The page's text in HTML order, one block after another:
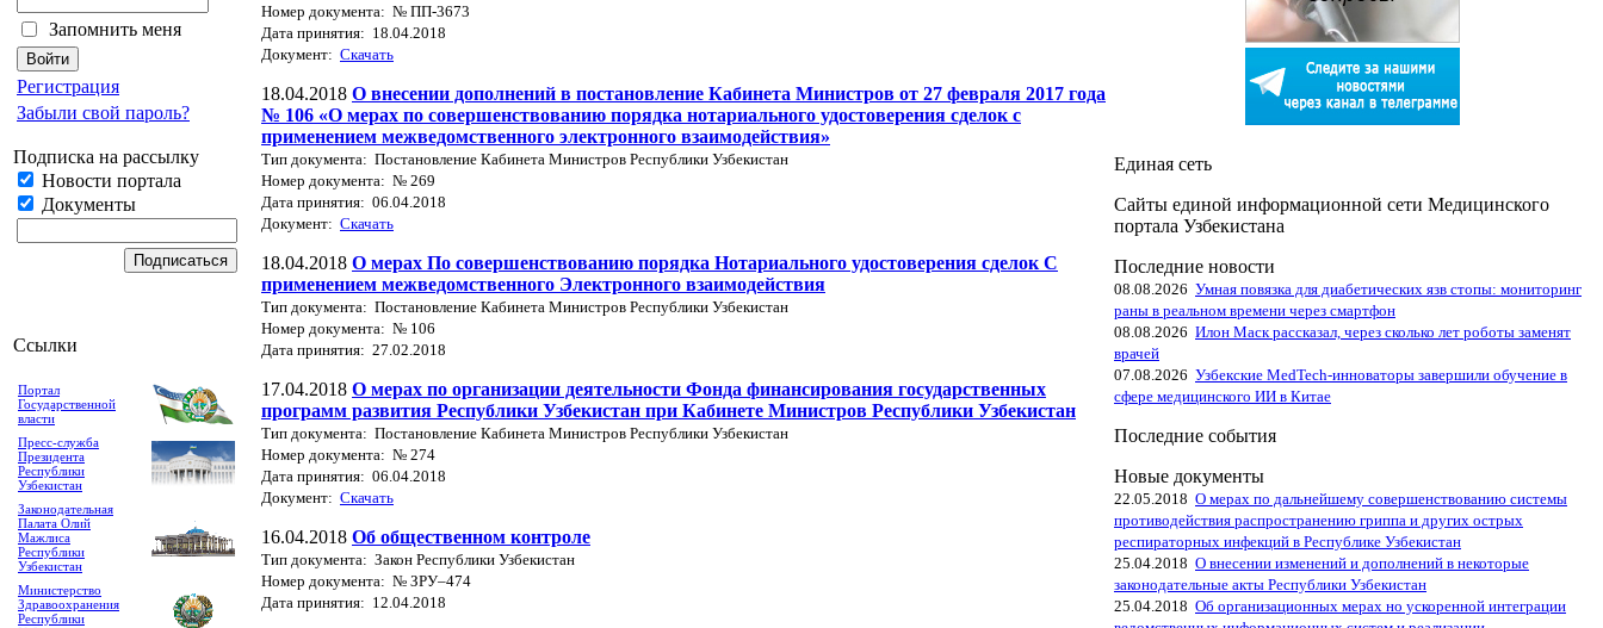
Запомнить меня
Регистрация
Забыли свой пароль?
Подписка на рассылку
Новости портала
Документы
Ссылки
Портал
Государственной
власти
Пресс-служба
Президента
Республики
Узбекистан
Законодательная
Палата Олий
Мажлиса
Республики
Узбекистан
Министерство
Здравоохранения
Республики
Номер документа: № ПП-3673
Дата принятия: 18.04.2018
Документ: Скачать
18.04.2018 О внесении дополнений в постановление Кабинета Министров от 27 февраля 2017 года
№ 106 «О мерах по совершенствованию порядка нотариального удостоверения сделок с
применением межведомственного электронного взаимодействия»
Тип документа: Постановление Кабинета Министров Республики Узбекистан
Номер документа: № 269
Дата принятия: 06.04.2018
Документ: Скачать
18.04.2018 О мерах По совершенствованию порядка Нотариального удостоверения сделок С
применением межведомственного Электронного взаимодействия
Тип документа: Постановление Кабинета Министров Республики Узбекистан
Номер документа: № 106
Дата принятия: 27.02.2018
17.04.2018 О мерах по организации деятельности Фонда финансирования государственных
программ развития Республики Узбекистан при Кабинете Министров Республики Узбекистан
Тип документа: Постановление Кабинета Министров Республики Узбекистан
Номер документа: № 274
Дата принятия: 06.04.2018
Документ: Скачать
16.04.2018 Об общественном контроле
Тип документа: Закон Республики Узбекистан
Номер документа: № ЗРУ–474
Дата принятия: 12.04.2018
Единая сеть
Сайты единой информационной сети Медицинского
портала Узбекистана
Последние новости
08.08.2026 Умная повязка для диабетических язв стопы: мониторинг
раны в реальном времени через смартфон
08.08.2026 Илон Маск рассказал, через сколько лет роботы заменят
врачей
07.08.2026 Узбекские MedTech-инноваторы завершили обучение в
сфере медицинского ИИ в Китае
Последние события
Новые документы
22.05.2018 О мерах по дальнейшему совершенствованию системы
противодействия распространению гриппа и других острых
респираторных инфекций в Республике Узбекистан
25.04.2018 О внесении изменений и дополнений в некоторые
законодательные акты Республики Узбекистан
25.04.2018 Об организационных мерах но ускоренной интеграции